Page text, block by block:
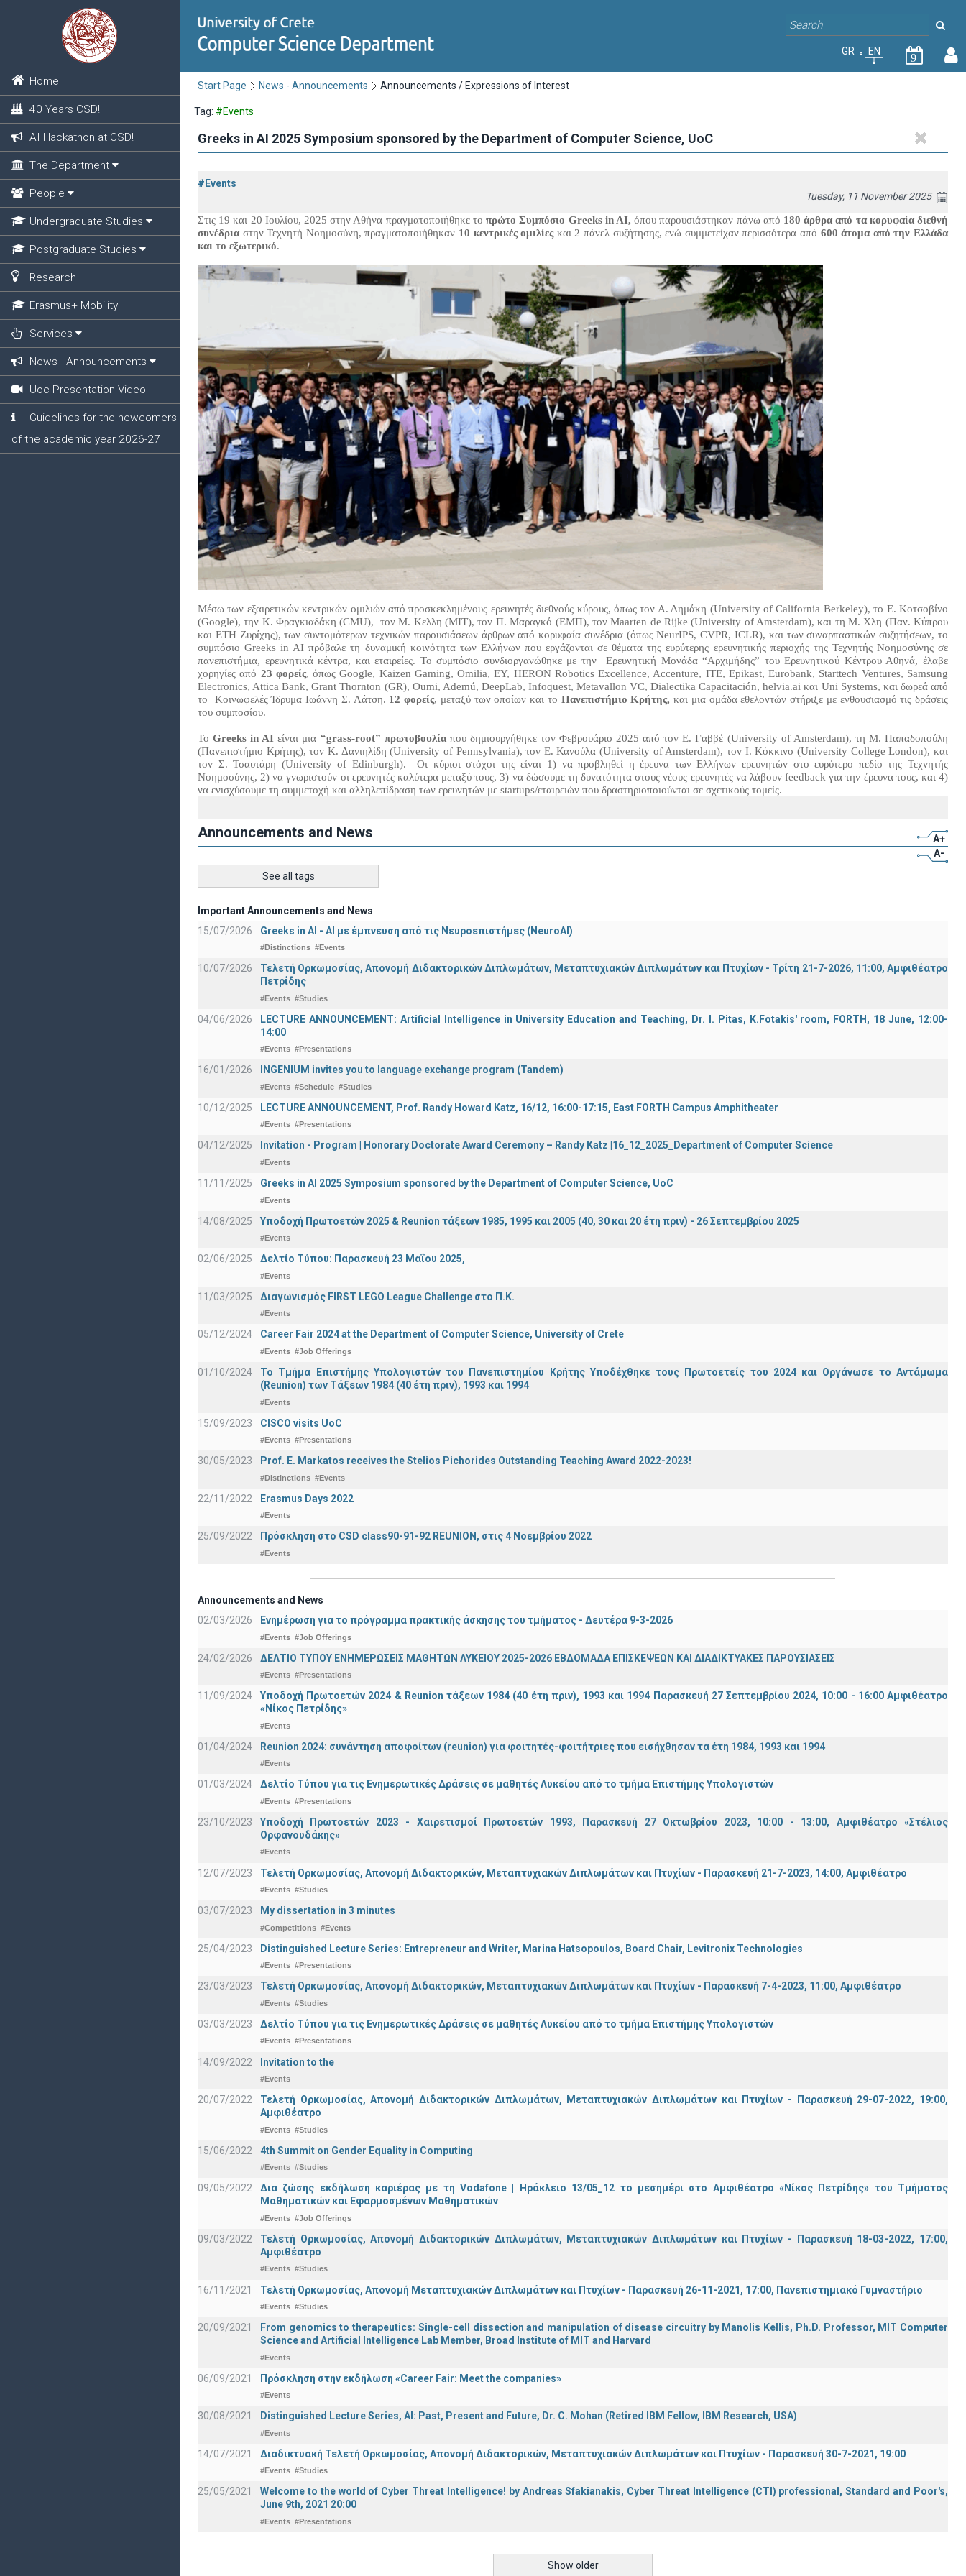
Home
40 Years CSD!
AI Hackathon at CSD!
The Department
People
Undergraduate Studies
Postgraduate Studies
Research
Erasmus+ Mobility
Services
News - Announcements
Uoc Presentation Video
Guidelines for the newcomers
of the academic year 2026-27
GR EN
9
Start Page News - Announcements Announcements / Expressions of Interest
Tag: #Events
Greeks in AI 2025 Symposium sponsored by the Department of Computer Science, UoC
#Events
Tuesday, 11 November 2025
Στις 19 και 20 Ιουλίου, 2025 στην Αθήνα πραγματοποιήθηκε τοπρώτο Συμπόσιο Greeks in AI,όπου παρουσιάστηκαν πάνω από 180 άρθρα από τα κορυφαία διεθνή
συνέδρια στην Τεχνητή Νοημοσύνη, πραγματοποιήθηκαν 10 κεντρικές ομιλίες και 2 πάνελ συζήτησης, ενώ συμμετείχαν περισσότερα από 600 άτομα από την Ελλάδα
και το εξωτερικό.
Μέσω των εξαιρετικών κεντρικών ομιλιών από προσκεκλημένους ερευνητές διεθνούς κύρους, όπως τον Α. Δημάκη (University of California Berkeley), το Ε. Κοτσοβίνο
(Google), την Κ. Φραγκιαδάκη (CMU), τον Μ. Κελλη (ΜΙΤ), τον Π. Μαραγκό (ΕΜΠ), τον Maarten de Rijke (University of Amsterdam), και τη Μ. Χλη (Παν. Κύπρου
και ETH Ζυρίχης), των συντομότερων τεχνικών παρουσιάσεων άρθρων από κορυφαία συνέδρια (όπως NeurIPS, CVPR, ICLR), και των συναρπαστικών συζητήσεων, το
συμπόσιο Greeks in AI πρόβαλε τη δυναμική κοινότητα των Ελλήνων που εργάζονται σε θέματα της ευρύτερης ερευνητικής περιοχής της Τεχνητής Νοημοσύνης σε
πανεπιστήμια, ερευνητικά κέντρα, και εταιρείες. Το συμπόσιο συνδιοργανώθηκε με την Ερευνητική Μονάδα “Αρχιμήδης” του Ερευνητικού Κέντρου Αθηνά, έλαβε
χορηγίες από 23 φορείς, όπως Google, Kaizen Gaming, Omilia, EY, HERON Robotics Excellence, Accenture, ΙΤΕ, Epikast, Eurobank, Starttech Ventures, Samsung
Electronics, Attica Bank, Grant Thornton (GR), Oumi, Ademú, DeepLab, Infoquest, Metavallon VC, Dialectika Capacitación, helvia.ai και Uni Systems, και δωρεά από
το Κοινωφελές Ίδρυμα Ιωάννη Σ. Λάτση. 12 φορείς, μεταξύ των οποίων και το Πανεπιστήμιο Κρήτης, και μια ομάδα εθελοντών στήριξε με ενθουσιασμό τις δράσεις
του συμποσίου.
Το Greeks in AIείναι μια “grass-root” πρωτοβουλία που δημιουργήθηκε τον Φεβρουάριο 2025 από τον Ε. Γαββέ (University of Amsterdam), τη Μ. Παπαδοπούλη
(Πανεπιστήμιο Κρήτης), τον Κ. Δανιηλίδη (University of Pennsylvania), τον Ε. Κανούλα (University of Amsterdam), τον Ι. Κόκκινο (University College London), και
τον Σ. Τσαυτάρη (University of Edinburgh). Οι κύριοι στόχοι της είναι 1) να προβληθεί η έρευνα των Ελλήνων ερευνητών στο ευρύτερο πεδίο της Τεχνητής
Νοημοσύνης, 2) να γνωριστούν οι ερευνητές καλύτερα μεταξύ τους, 3) να δώσουμε τη δυνατότητα στους νέους ερευνητές να λάβουν feedback για την έρευνα τους, και 4)
να ενισχύσουμε τη συμμετοχή και αλληλεπίδραση των ερευνητών με startups/εταιρειών που δραστηριοποιούνται σε σχετικούς τομείς.
Announcements and News
A+
A-
See all tags
Important Announcements and News
15/07/2026
Greeks in AI - ΑΙ με έμπνευση από τις Νευροεπιστήμες (NeuroAI)
#Distinctions #Events
10/07/2026
Τελετή Ορκωμοσίας, Απονομή Διδακτορικών Διπλωμάτων, Μεταπτυχιακών Διπλωμάτων και Πτυχίων - Τρίτη 21-7-2026, 11:00, Αμφιθέατρο
Πετρίδης
#Events #Studies
04/06/2026
LECTURE ANNOUNCEMENT: Artificial Intelligence in University Education and Teaching, Dr. I. Pitas, K.Fotakis' room, FORTH, 18 June, 12:00-
14:00
#Events #Presentations
16/01/2026 INGENIUM invites you to language exchange program (Tandem)
#Events #Schedule #Studies
10/12/2025 LECTURE ANNOUNCEMENT, Prof. Randy Howard Katz, 16/12, 16:00-17:15, East FORTH Campus Amphitheater
#Events #Presentations
04/12/2025 Invitation - Program | Honorary Doctorate Award Ceremony – Randy Katz |16_12_2025_Department of Computer Science
#Events
11/11/2025 Greeks in AI 2025 Symposium sponsored by the Department of Computer Science, UoC
#Events
14/08/2025 Υποδοχή Πρωτοετών 2025 & Reunion τάξεων 1985, 1995 και 2005 (40, 30 και 20 έτη πριν) - 26 Σεπτεμβρίου 2025
#Events
02/06/2025 Δελτίο Τύπου: Παρασκευή 23 Μαΐου 2025,
#Events
11/03/2025 Διαγωνισμός FIRST LEGO League Challenge στο Π.Κ.
#Events
05/12/2024 Career Fair 2024 at the Department of Computer Science, University of Crete
#Events #Job Offerings
01/10/2024
Το Τμήμα Επιστήμης Υπολογιστών του Πανεπιστημίου Κρήτης Υποδέχθηκε τους Πρωτοετείς του 2024 και Οργάνωσε το Αντάμωμα
(Reunion) των Τάξεων 1984 (40 έτη πριν), 1993 και 1994
#Events
15/09/2023 CISCO visits UoC
#Events #Presentations
30/05/2023 Prof. E. Markatos receives the Stelios Pichorides Outstanding Teaching Award 2022-2023!
#Distinctions #Events
22/11/2022 Erasmus Days 2022
#Events
25/09/2022 Πρόσκληση στο CSD class90-91-92 REUNION, στις 4 Νοεμβρίου 2022
#Events
Announcements and News
02/03/2026
Ενημέρωση για το πρόγραμμα πρακτικής άσκησης του τμήματος - Δευτέρα 9-3-2026
#Events #Job Offerings
24/02/2026 ΔΕΛΤΙΟ ΤΥΠΟΥ ΕΝΗΜΕΡΩΣΕΙΣ ΜΑΘΗΤΩΝ ΛΥΚΕΙΟΥ 2025-2026 ΕΒΔΟΜΑΔΑ ΕΠΙΣΚΕΨΕΩΝ ΚΑΙ ΔΙΑΔΙΚΤΥΑΚΕΣ ΠΑΡΟΥΣΙΑΣΕΙΣ
#Events #Presentations
11/09/2024
Υποδοχή Πρωτοετών 2024 & Reunion τάξεων 1984 (40 έτη πριν), 1993 και 1994 Παρασκευή 27 Σεπτεμβρίου 2024, 10:00 - 16:00 Αμφιθέατρο
«Νίκος Πετρίδης»
#Events
01/04/2024 Reunion 2024: συνάντηση αποφοίτων (reunion) για φοιτητές-φοιτήτριες που εισήχθησαν τα έτη 1984, 1993 και 1994
#Events
01/03/2024 Δελτίο Τύπου για τις Ενημερωτικές Δράσεις σε μαθητές Λυκείου από το τμήμα Επιστήμης Υπολογιστών
#Events #Presentations
23/10/2023
Υποδοχή Πρωτοετών 2023 - Χαιρετισμοί Πρωτοετών 1993, Παρασκευή 27 Οκτωβρίου 2023, 10:00 - 13:00, Αμφιθέατρο «Στέλιος
Ορφανουδάκης»
#Events
12/07/2023 Τελετή Ορκωμοσίας, Απονομή Διδακτορικών, Μεταπτυχιακών Διπλωμάτων και Πτυχίων - Παρασκευή 21-7-2023, 14:00, Αμφιθέατρο
#Events #Studies
03/07/2023 My dissertation in 3 minutes
#Competitions #Events
25/04/2023 Distinguished Lecture Series: Entrepreneur and Writer, Marina Hatsopoulos, Board Chair, Levitronix Technologies
#Events #Presentations
23/03/2023 Τελετή Ορκωμοσίας, Απονομή Διδακτορικών, Μεταπτυχιακών Διπλωμάτων και Πτυχίων - Παρασκευή 7-4-2023, 11:00, Αμφιθέατρο
#Events #Studies
03/03/2023 Δελτίο Τύπου για τις Ενημερωτικές Δράσεις σε μαθητές Λυκείου από το τμήμα Επιστήμης Υπολογιστών
#Events #Presentations
14/09/2022 Invitation to the
#Events
20/07/2022
Τελετή Ορκωμοσίας, Απονομή Διδακτορικών Διπλωμάτων, Μεταπτυχιακών Διπλωμάτων και Πτυχίων - Παρασκευή 29-07-2022, 19:00,
Αμφιθέατρο
#Events #Studies
15/06/2022 4th Summit on Gender Equality in Computing
#Events #Studies
09/05/2022
Δια ζώσης εκδήλωση καριέρας με τη Vodafone | Ηράκλειο 13/05_12 το μεσημέρι στο Αμφιθέατρο «Νίκος Πετρίδης» του Τμήματος
Μαθηματικών και Εφαρμοσμένων Μαθηματικών
#Events #Job Offerings
09/03/2022
Τελετή Ορκωμοσίας, Απονομή Διδακτορικών Διπλωμάτων, Μεταπτυχιακών Διπλωμάτων και Πτυχίων - Παρασκευή 18-03-2022, 17:00,
Αμφιθέατρο
#Events #Studies
16/11/2021 Τελετή Ορκωμοσίας, Απονομή Μεταπτυχιακών Διπλωμάτων και Πτυχίων - Παρασκευή 26-11-2021, 17:00, Πανεπιστημιακό Γυμναστήριο
#Events #Studies
20/09/2021
From genomics to therapeutics: Single-cell dissection and manipulation of disease circuitry by Manolis Kellis, Ph.D. Professor, MIT Computer
Science and Artificial Intelligence Lab Member, Broad Institute of MIT and Harvard
#Events
06/09/2021 Πρόσκληση στην εκδήλωση «Career Fair: Meet the companies»
#Events
30/08/2021 Distinguished Lecture Series, ΑΙ: Past, Present and Future, Dr. C. Mohan (Retired IBM Fellow, IBM Research, USA)
#Events
14/07/2021 Διαδικτυακή Τελετή Ορκωμοσίας, Απονομή Διδακτορικών, Μεταπτυχιακών Διπλωμάτων και Πτυχίων - Παρασκευή 30-7-2021, 19:00
#Events #Studies
25/05/2021
Welcome to the world of Cyber Threat Intelligence! by Andreas Sfakianakis, Cyber Threat Intelligence (CTI) professional, Standard and Poor's,
June 9th, 2021 20:00
#Events #Presentations
Show older